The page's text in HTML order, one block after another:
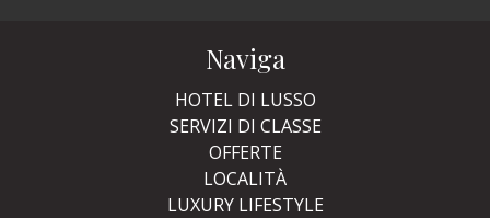
Naviga
HOTEL DI LUSSO
SERVIZI DI CLASSE
OFFERTE
LOCALITÀ
LUXURY LIFESTYLE